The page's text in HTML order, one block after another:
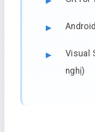
Visual
nghị)